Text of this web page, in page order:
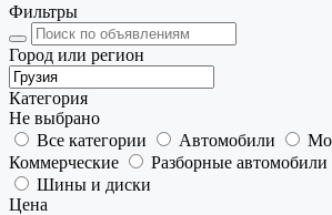
Фильтры
Город или регион
Категория
Не выбрано
Все категории
Автомобили
Коммерческие
Разборные автомобили
Шины и диски
Цена